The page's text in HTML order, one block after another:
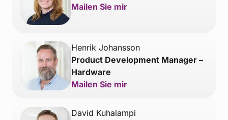
Mailen Sie mir
Henrik Johansson
Product Development Manager –
Hardware
Mailen Sie mir
David Kuhalampi